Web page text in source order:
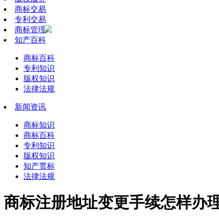
商标交易
专利交易
商标管理
知产百科
商标百科
专利知识
版权知识
法律法规
新闻资讯
商标知识
商标百科
专利知识
版权知识
知产贯标
法律法规
商标注册地址变更手续怎样办